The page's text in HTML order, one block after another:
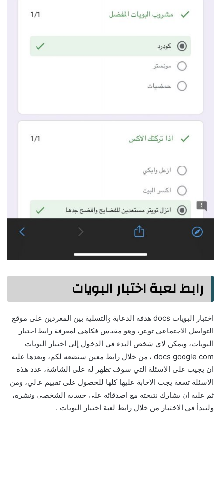
رابط لعبة اختبار البويات
اختبار البويات docs هدفه الدعابة والتسلية بين المغردين على موقع
التواصل الاجتماعي تويتر، وهو مقياس فكاهي لمعرفة رابط اختبار
البويات، ويمكن لاي شخص البدء في الدخول إلى اختبار البويات
docs google com ، من خلال رابط معين سنضعه لكم، وبعدها عليه
ان يجيب على الاسئلة التي سوف تظهر له على الشاشة، عدد هذه
الاسئلة تسعة يجب الاجابة عليها كلها للحصول على تقييم عالي، ومن
ثم عليه ان يشارك نتيجته مع اصدقائه على حسابه الشخصي ونشره،
ولتبدأ في الاختبار من خلال رابط لعبة اختبار البويات .